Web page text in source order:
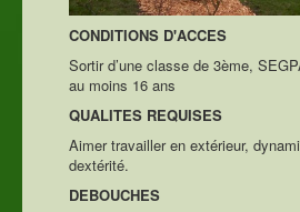
CONDITIONS D'ACCES
Sortir d’une classe de 3ème,
au moins 16 ans
QUALITES REQUISES
Aimer travailler en extérieur,
dextérité.
DEBOUCHES